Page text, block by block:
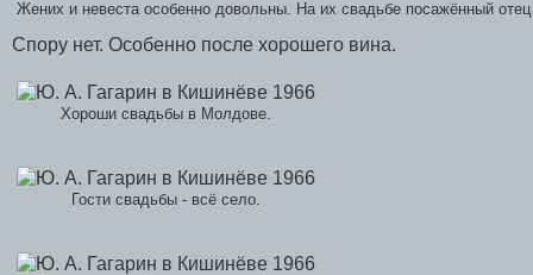
Жених и невеста особенно довольны. На их свадьбе посажённый
Спору нет. Особенно после хорошего вина.
Хороши свадьбы в Молдове.
Гости свадьбы - всё село.